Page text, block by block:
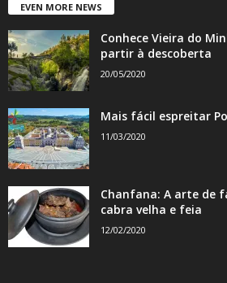
EVEN MORE NEWS
Conhece Vieira do
partir à descoberta
20/05/2020
Mais fácil espreitar
11/03/2020
Chanfana: A arte de
cabra velha e feia
12/02/2020